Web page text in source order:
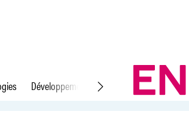
Développement durable Droit du travail